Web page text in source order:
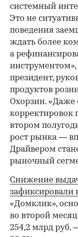
системный
Это не
поведения
ждать более
а
президент,
продуктов
Охорзин.
корректировок
втором
рост рынка —
Драйвером
рыночный
Снижение
зафиксировали
«Домклик»,
во второй
254,2 млрд руб.